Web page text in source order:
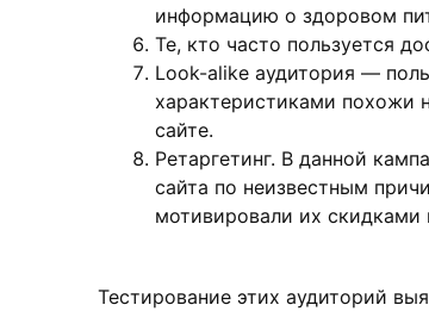
информацию о здоровом
Те, кто часто пользуется
Look-alike аудитория —
характеристиками похожи
сайте.
Ретаргетинг. В данной
сайта по неизвестным
мотивировали их скидками
Тестирование этих аудиторий